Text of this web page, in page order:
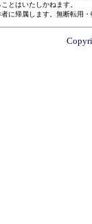
とはいたしかねます。
に帰属します。無断転用